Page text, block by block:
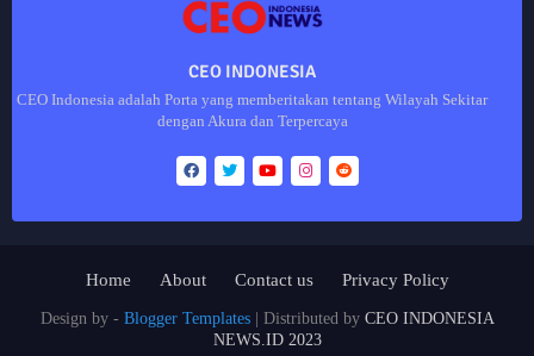
CEO INDONESIA
CEO Indonesia adalah Porta yang memberitakan tentang Wilayah Sekitar
dengan Akura dan Terpercaya
Design by - Blogger Templates | Distributed by CEO INDONESIA
NEWS.ID 2023
Home About Contact us Privacy Policy